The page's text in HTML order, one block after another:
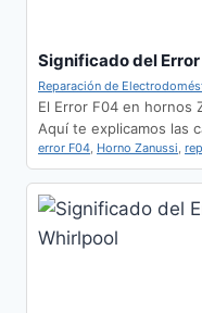
Significado del
Reparación de
El Error F04 en hornos
Aquí te explicamos las
error F04, Horno Zanussi,